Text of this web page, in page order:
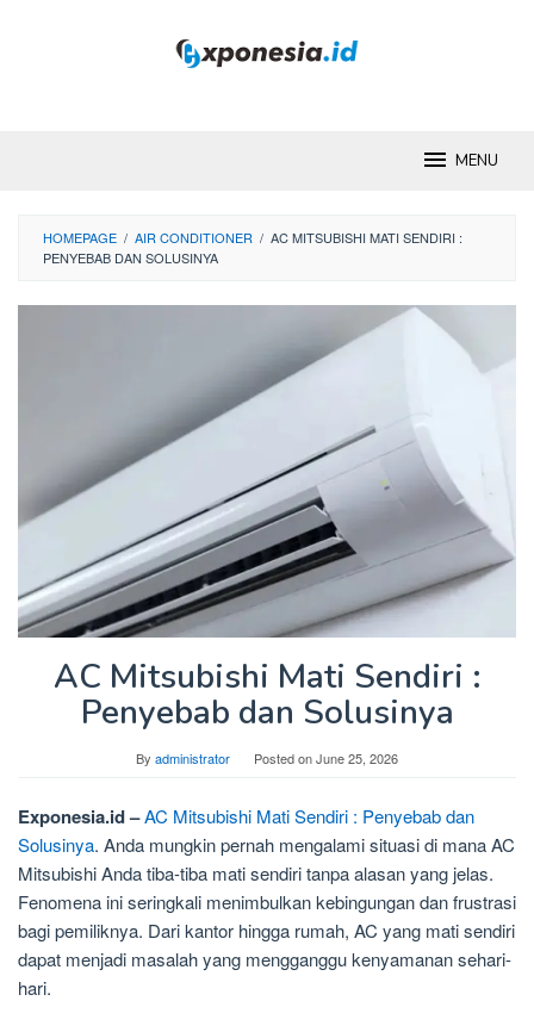
MENU
HOMEPAGE / AIR CONDITIONER / AC MITSUBISHI MATI SENDIRI :
PENYEBAB DAN SOLUSINYA
AC Mitsubishi Mati Sendiri :
Penyebab dan Solusinya
By administrator Posted onJune 25, 2026
Exponesia.id –AC Mitsubishi Mati Sendiri : Penyebab dan
Solusinya. Anda mungkin pernah mengalami situasi di mana AC
Mitsubishi Anda tiba-tiba mati sendiri tanpa alasan yang jelas.
Fenomena ini seringkali menimbulkan kebingungan dan frustrasi
bagi pemiliknya. Dari kantor hingga rumah, AC yang mati sendiri
dapat menjadi masalah yang mengganggu kenyamanan sehari-
hari.